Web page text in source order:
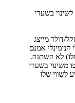
בשערי
דולר מייצג
אמנם
לא השתנה.
משינוי בשערי
לשווי שלו